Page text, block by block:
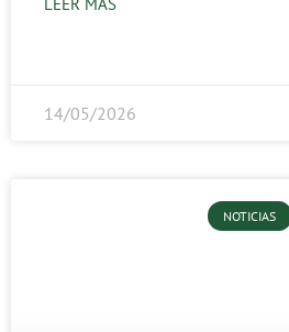
LEER MÁS
14/05/2026
NOTICIAS